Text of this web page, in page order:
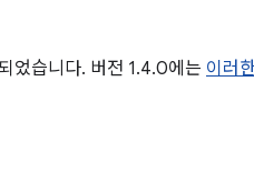
었습니다. 버전 1.4.0에는 이러